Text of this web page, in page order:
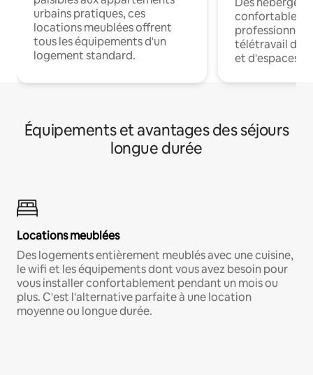
urbains pratiques, ces
locations meublées offrent
tous les équipements d'un
logement standard.
confortables
professionnels
télétravail
et d'espaces
Équipements et avantages des séjours
longue durée
Locations meublées
Des logements entièrement meublés avec une cuisine,
le wifi et les équipements dont vous avez besoin pour
vous installer confortablement pendant un mois ou
plus. C'est l'alternative parfaite à une location
moyenne ou longue durée.